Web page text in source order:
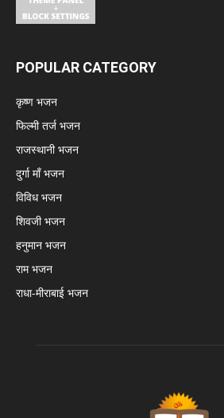
POPULAR CATEGORY
कृष्ण भजन
फिल्मी तर्ज भजन
राजस्थानी भजन
दुर्गा माँ भजन
विविध भजन
शिवजी भजन
हनुमान भजन
राम भजन
राधा-मीराबाई भजन